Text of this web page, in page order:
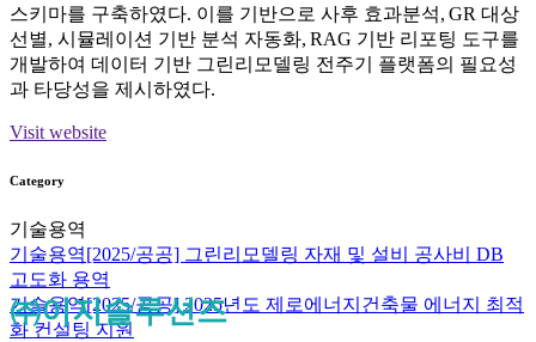
스키마를 구축하였다. 이를 기반으로 사후 효과분석, GR대상
선별, 시뮬레이션 기반 분석 자동화, RAG 기반 리포팅 도구를
개발하여 데이터 기반 그린리모델링 전주기 플랫폼의 필요성
과 타당성을 제시하였다.
Visit website
Category
기술용역
기술용역[2025/공공] 그린리모델링 자재 및 설비 공사비 DB
고도화 용역
기술용역[2025/공공] 2025년도 제로에너지건축물 에너지 최적
화 컨설팅 지원
㈜이지솔루션즈